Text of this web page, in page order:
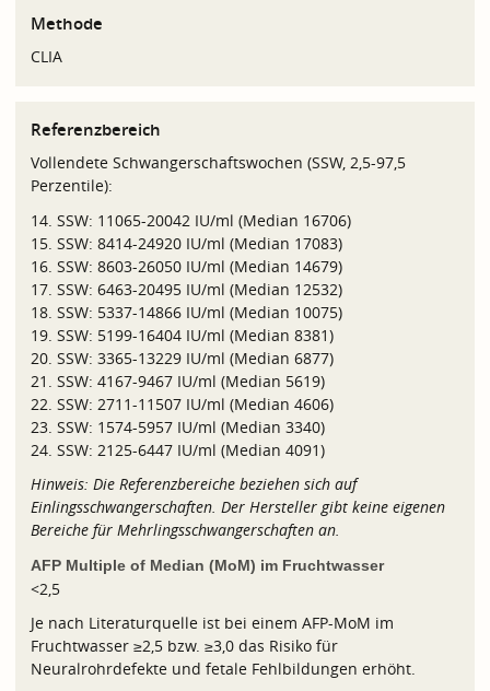
Methode
CLIA
Referenzbereich
Vollendete Schwangerschaftswochen (SSW, 2,5-97,5
Perzentile):
14. SSW: 11065-20042 IU/ml (Median 16706)
15. SSW: 8414-24920 IU/ml (Median 17083)
16. SSW: 8603-26050 IU/ml (Median 14679)
17. SSW: 6463-20495 IU/ml (Median 12532)
18. SSW: 5337-14866 IU/ml (Median 10075)
19. SSW: 5199-16404 IU/ml (Median 8381)
20. SSW: 3365-13229 IU/ml (Median 6877)
21. SSW: 4167-9467 IU/ml (Median 5619)
22. SSW: 2711-11507 IU/ml (Median 4606)
23. SSW: 1574-5957 IU/ml (Median 3340)
24. SSW: 2125-6447 IU/ml (Median 4091)
Hinweis: Die Referenzbereiche beziehen sich auf
Einlingsschwangerschaften. Der Hersteller gibt keine eigenen
Bereiche für Mehrlingsschwangerschaften an.
AFP Multiple of Median (MoM) im Fruchtwasser
<2,5
Je nach Literaturquelle ist bei einem AFP-MoM im
Fruchtwasser ≥2,5 bzw. ≥3,0 das Risiko für
Neuralrohrdefekte und fetale Fehlbildungen erhöht.